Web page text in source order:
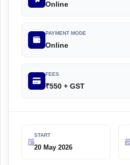
Online
PAYMENT MODE
Online
FEES
₹550 + GST
START
20 May 2026